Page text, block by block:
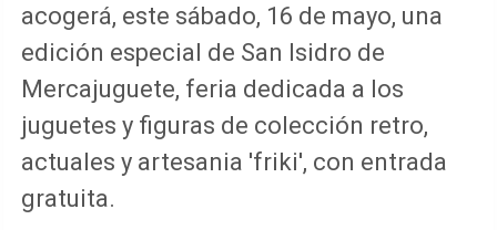
acogerá, este sábado, 16 de mayo, una
edición especial de San Isidro de
Mercajuguete, feria dedicada a los
juguetes y figuras de colección retro,
actuales y artesania 'friki', con entrada
gratuita.